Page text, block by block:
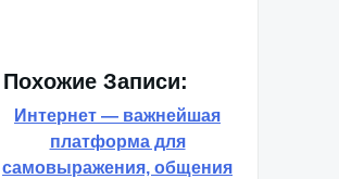
Похожие Записи:
Интернет — важнейшая
платформа для
самовыражения, общения